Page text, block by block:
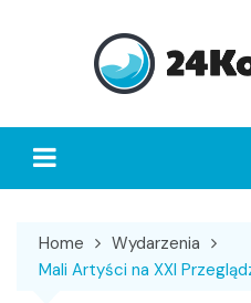
Home
Wydarzenia
Mali Artyści na XXI